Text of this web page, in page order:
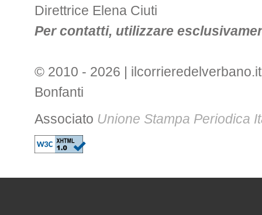
Direttrice Elena Ciuti
Per contatti, utilizzare
© 2010 - 2026 |
Bonfanti
Associato Unione Stampa Periodica